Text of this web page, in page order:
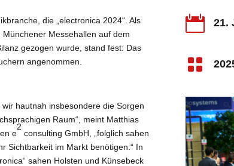
die „electronica 2024“. Als
Messehallen auf dem
gezogen wurde, stand fest: Das
angenommen.
hautnah insbesondere die Sorgen
Raum“, meint Matthias
e
2
consulting GmbH, „folglich sahen
Sichtbarkeit im Markt benötigen.“ In
sahen Holsten und Künsebeck
 21.
